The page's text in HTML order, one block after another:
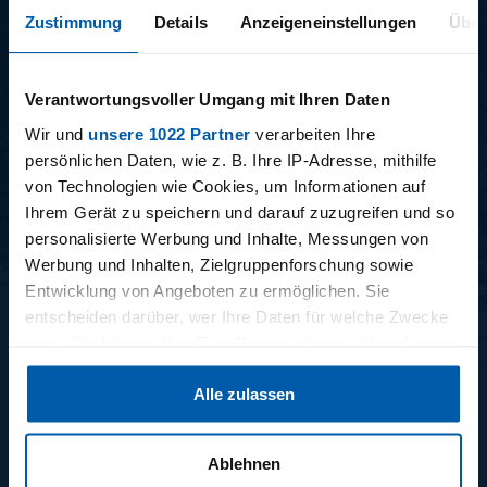
Zustimmung Details Anzeigeneinstellungen
Verantwortungsvoller Umgang mit Ihren Daten
Wir und unsere 1022 Partner verarbeiten Ihre
persönlichen Daten, wie z. B. Ihre IP-Adresse, mithilfe
von Technologien wie Cookies, um Informationen auf
Ihrem Gerät zu speichern und darauf zuzugreifen und so
personalisierte Werbung und Inhalte, Messungen von
Werbung und Inhalten, Zielgruppenforschung sowie
Entwicklung von Angeboten zu ermöglichen. Sie
entscheiden darüber, wer Ihre Daten für welche Zwecke
Cookie-Erklärung oder durch Klicken auf das Privacy
Trigger Symbol ändern oder widerrufen
Alle zulassen
Ablehnen
15.12.2025
15 - STAFF-TALK
11.12.2025
14 - STÜBI
BUNDESLIGA SAISON 2025/2026